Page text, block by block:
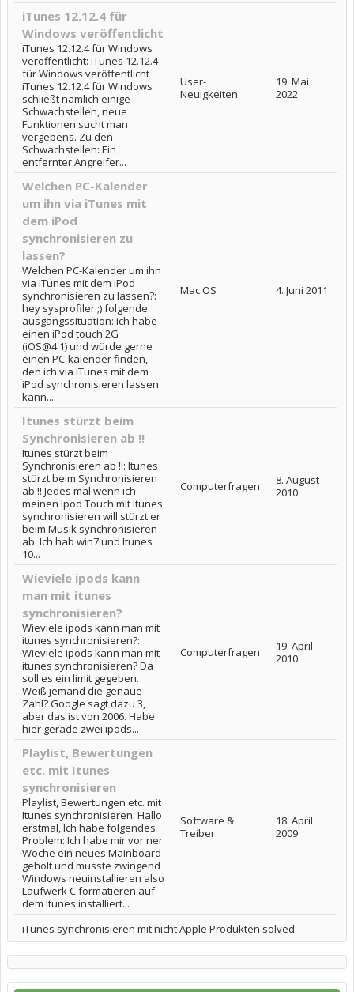
iTunes 12.12.4 für
Windows veröffentlicht
iTunes 12.12.4 für Windows
veröffentlicht: iTunes 12.12.4
für Windows veröffentlicht
iTunes 12.12.4 für Windows
schließt nämlich einige
Schwachstellen, neue
Funktionen sucht man
vergebens. Zu den
Schwachstellen: Ein
entfernter Angreifer...
User-
Neuigkeiten
19. Mai
2022
Welchen PC-Kalender
um ihn via iTunes mit
dem iPod
synchronisieren zu
lassen?
Welchen PC-Kalender um ihn
via iTunes mit dem iPod
synchronisieren zu lassen?:
hey sysprofiler ;) folgende
ausgangssituation: ich habe
einen iPod touch 2G
(iOS@4.1) und würde gerne
einen PC-kalender finden,
den ich via iTunes mit dem
iPod synchronisieren lassen
kann....
Mac OS 4. Juni 2011
Itunes stürzt beim
Synchronisieren ab !!
Itunes stürzt beim
Synchronisieren ab !!: Itunes
stürzt beim Synchronisieren
ab !! Jedes mal wenn ich
meinen Ipod Touch mit Itunes
synchronisieren will stürzt er
beim Musik synchronisieren
ab. Ich hab win7 und Itunes
10...
Computerfragen
8. August
2010
Wieviele ipods kann
man mit itunes
synchronisieren?
Wieviele ipods kann man mit
itunes synchronisieren?:
Wieviele ipods kann man mit
itunes synchronisieren? Da
soll es ein limit gegeben.
Weiß jemand die genaue
Zahl? Google sagt dazu 3,
aber das ist von 2006. Habe
hier gerade zwei ipods...
Computerfragen
19. April
2010
Playlist, Bewertungen
etc. mit Itunes
synchronisieren
Playlist, Bewertungen etc. mit
Itunes synchronisieren: Hallo
erstmal, Ich habe folgendes
Problem: Ich habe mir vor ner
Woche ein neues Mainboard
geholt und musste zwingend
Windows neuinstallieren also
Laufwerk C formatieren auf
dem Itunes installiert...
Software &
Treiber
18. April
2009
iTunes synchronisieren mit nicht Apple Produkten solved